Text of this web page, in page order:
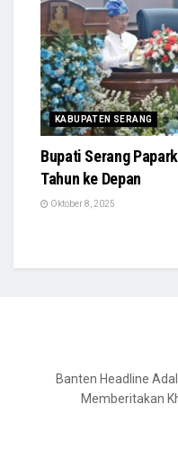
KABUPATEN SERANG
Bupati Serang
Tahun ke Depan
Oktober 8, 2025
Banten Headline
Memberitakan